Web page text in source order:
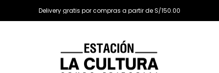
Delivery gratis por compras a partir de S/150.00